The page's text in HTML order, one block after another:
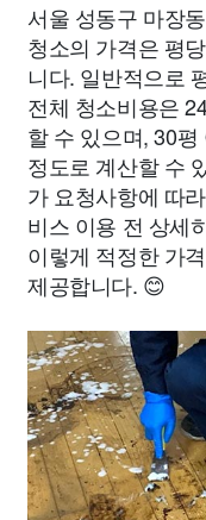
서울 성동구 마장
청소의 가격은 평
니다. 일반적으로
전체 청소비용은
할 수 있으며, 30
정도로 계산할 수
가 요청사항에 따
비스 이용 전 상세
이렇게 적정한 가
제공합니다. 😊